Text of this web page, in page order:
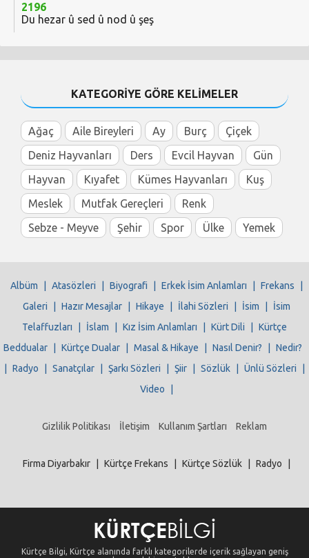
2196
Du hezar û sed û nod û şeş
KATEGORİYE GÖRE KELİMELER
Ağaç Aile Bireyleri Ay Burç
Çiçek
Deniz Hayvanları
Ders Evcil Hayvan
Gün
Hayvan
Kıyafet Kümes Hayvanları
Kuş
Meslek
Mutfak Gereçleri
Renk
Sebze - Meyve
Şehir Spor Ülke Yemek
Albüm Atasözleri Biyografi Erkek İsim Anlamları Frekans
Galeri
Hazır Mesajlar Hikaye İlahi Sözleri İsim
İsim
Telaffuzları
İslam Kız İsim Anlamları Kürt Dili
Kürtçe
Beddualar
Kürtçe Dualar Masal & Hikaye Nasıl Denir?
Nedir?
Radyo Sanatçılar Şarkı Sözleri Şiir Sözlük Ünlü Sözleri
Video
Gizlilik Politikası İletişim Kullanım Şartları Reklam
Firma Diyarbakır Kürtçe Frekans Kürtçe Sözlük Radyo
Kürtçe Bilgi, Kürtçe alanında farklı kategorilerde içerik sağlayan geniş